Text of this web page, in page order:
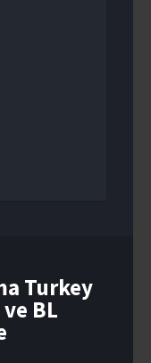
Turkey
BL